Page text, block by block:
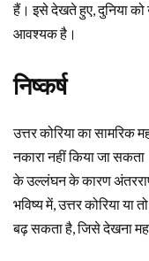
हैं। इसे देखते हुए, दुनिया को
आवश्यक है।
निष्कर्ष
उत्तर कोरिया का सामरिक
नकारा नहीं किया जा
के उल्लंघन के कारण
भविष्य में, उत्तर कोरिया या
बढ़ सकता है, जिसे देखना